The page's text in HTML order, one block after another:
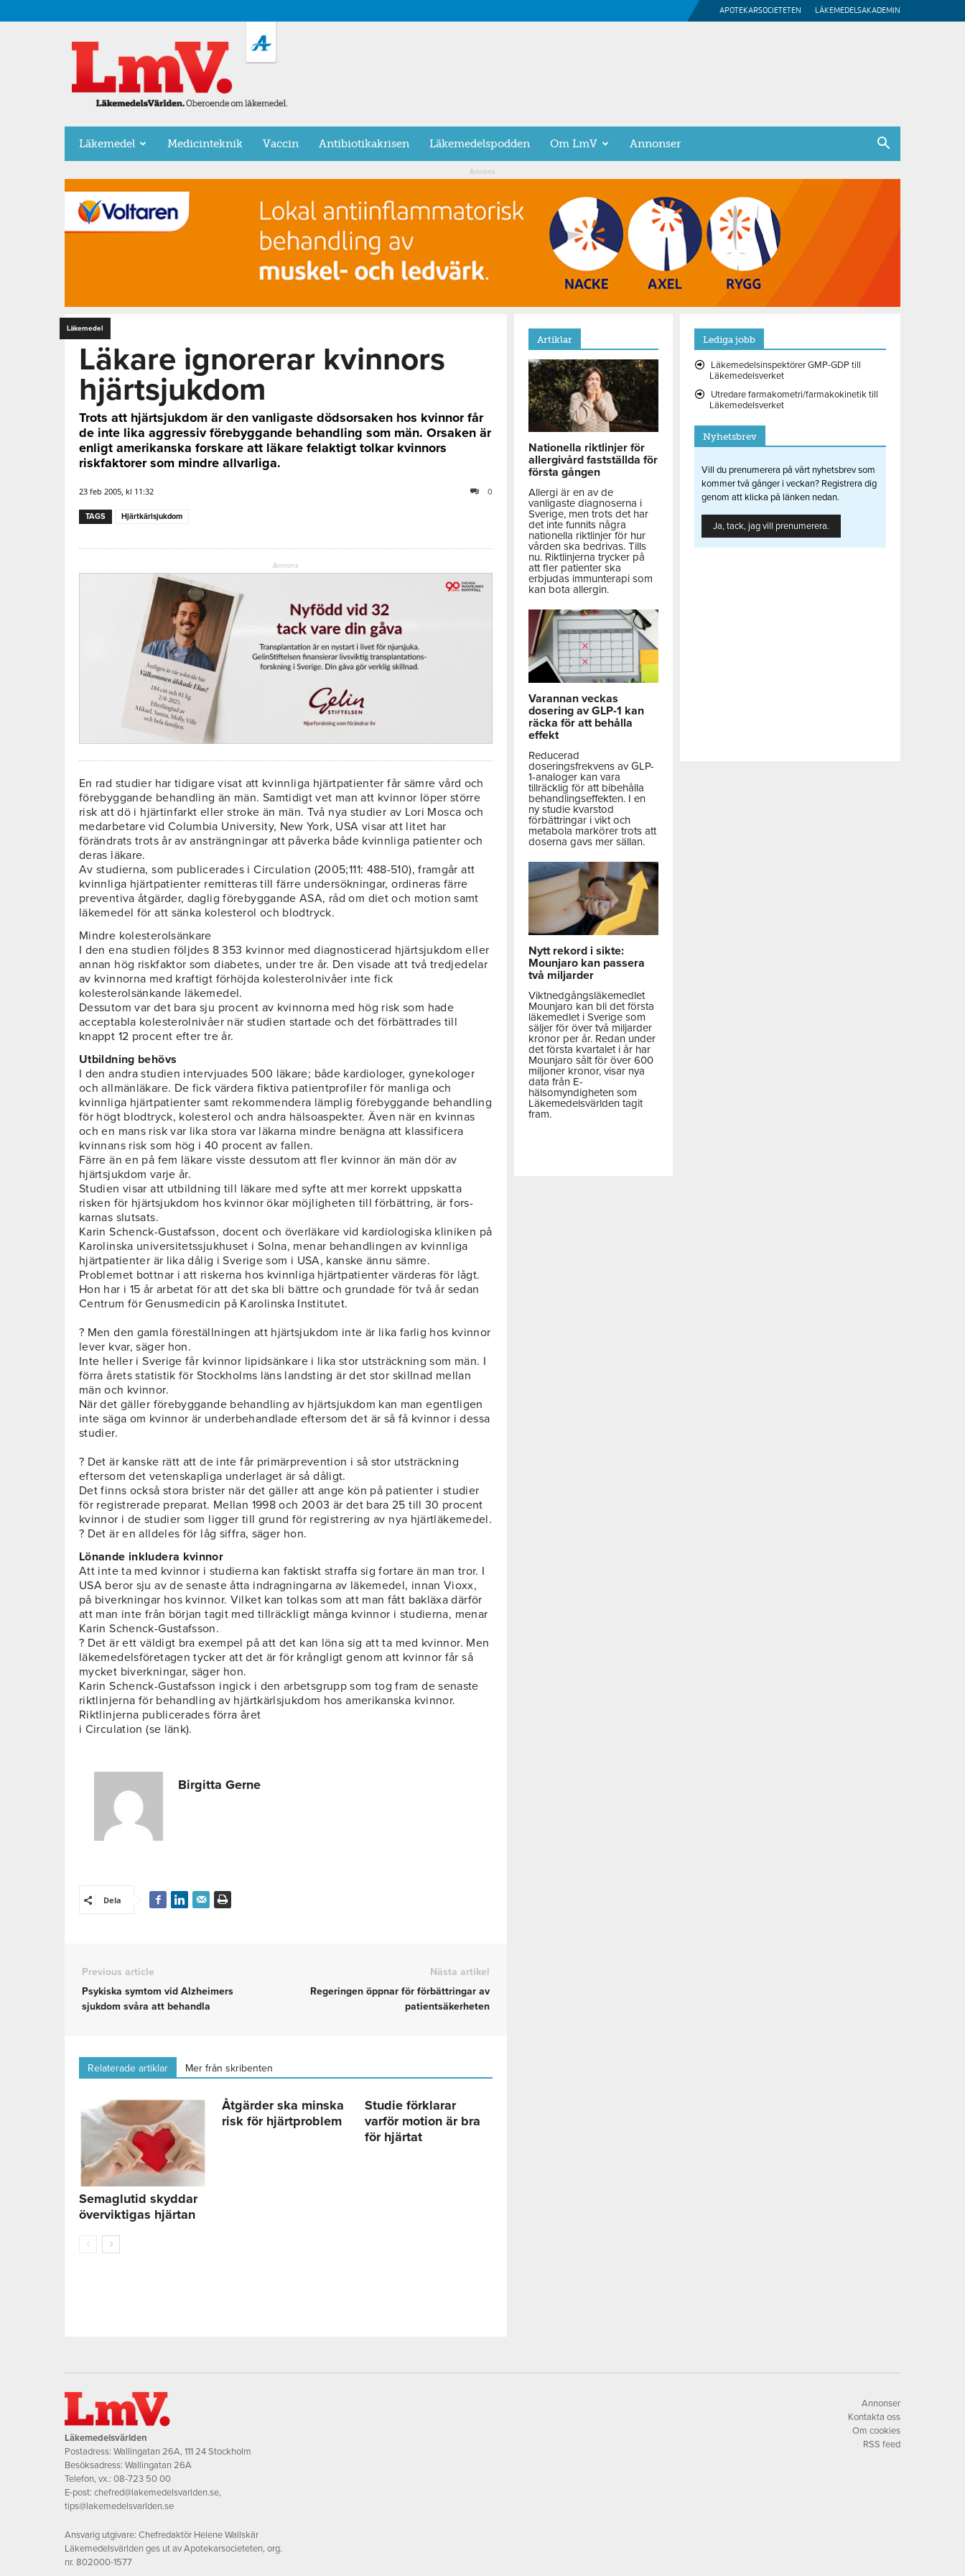
APOTEKARSOCIETETEN LÄKEMEDELSAKADEMIN
LäkemedelsVärlden
Läkemedel Medicinteknik Vaccin Antibiotikakrisen Läkemedelspodden Om LmV Annonser
Annons
Läkemedel
Läkare ignorerar kvinnors
hjärtsjukdom
Trots att hjärtsjukdom är den vanligaste dödsorsaken hos kvinnor får
de inte lika aggressiv förebyggande behandling som män. Orsaken är
enligt amerikanska forskare att läkare felaktigt tolkar kvinnors
riskfaktorer som mindre allvarliga.
23 feb 2005, kl 11:32 0
TAGS Hjärtkärlsjukdom
Annons
En rad studier har tidigare visat att kvinnliga hjärtpatienter får sämre vård och
förebyggande behandling än män. Samtidigt vet man att kvinnor löper större
risk att dö i hjärtinfarkt eller stroke än män. Två nya studier av Lori Mosca och
medarbetare vid Columbia University, New York, USA visar att litet har
förändrats trots år av ansträngningar att påverka både kvinnliga patienter och
deras läkare.
Av studierna, som publicerades i Circulation (2005;111: 488-510), framgår att
kvinnliga hjärtpatienter remitteras till färre undersökningar, ordineras färre
preventiva åtgärder, daglig förebyggande ASA, råd om diet och motion samt
läkemedel för att sänka kolesterol och blodtryck.
Mindre kolesterolsänkare
I den ena studien följdes 8 353 kvinnor med diagnosticerad hjärtsjukdom eller
annan hög riskfaktor som diabetes, under tre år. Den visade att två tredjedelar
av kvinnorna med kraftigt förhöjda kolesterolnivåer inte fick
kolesterolsänkande läkemedel.
Dessutom var det bara sju procent av kvinnorna med hög risk som hade
acceptabla kolesterolnivåer när studien startade och det förbättrades till
knappt 12 procent efter tre år.
Utbildning behövs
I den andra studien intervjuades 500 läkare; både kardiologer, gynekologer
och allmänläkare. De fick värdera fiktiva patientprofiler för manliga och
kvinnliga hjärtpatienter samt rekommendera lämplig förebyggande behandling
för högt blodtryck, kolesterol och andra hälsoaspekter. Även när en kvinnas
och en mans risk var lika stora var läkarna mindre benägna att klassificera
kvinnans risk som hög i 40 procent av fallen.
Färre än en på fem läkare visste dessutom att fler kvinnor än män dör av
hjärtsjukdom varje år.
Studien visar att utbildning till läkare med syfte att mer korrekt uppskatta
risken för hjärtsjukdom hos kvinnor ökar möjligheten till förbättring, är fors-
karnas slutsats.
Karin Schenck-Gustafsson, docent och överläkare vid kardiologiska kliniken på
Karolinska universitetssjukhuset i Solna, menar behandlingen av kvinnliga
hjärtpatienter är lika dålig i Sverige som i USA, kanske ännu sämre.
Problemet bottnar i att riskerna hos kvinnliga hjärtpatienter värderas för lågt.
Hon har i 15 år arbetat för att det ska bli bättre och grundade för två år sedan
Centrum för Genusmedicin på Karolinska Institutet.
? Men den gamla föreställningen att hjärtsjukdom inte är lika farlig hos kvinnor
lever kvar, säger hon.
Inte heller i Sverige får kvinnor lipidsänkare i lika stor utsträckning som män. I
förra årets statistik för Stockholms läns landsting är det stor skillnad mellan
män och kvinnor.
När det gäller förebyggande behandling av hjärtsjukdom kan man egentligen
inte säga om kvinnor är underbehandlade eftersom det är så få kvinnor i dessa
studier.
? Det är kanske rätt att de inte får primärprevention i så stor utsträckning
eftersom det vetenskapliga underlaget är så dåligt.
Det finns också stora brister när det gäller att ange kön på patienter i studier
för registrerade preparat. Mellan 1998 och 2003 är det bara 25 till 30 procent
kvinnor i de studier som ligger till grund för registrering av nya hjärtläkemedel.
? Det är en alldeles för låg siffra, säger hon.
Lönande inkludera kvinnor
Att inte ta med kvinnor i studierna kan faktiskt straffa sig fortare än man tror. I
USA beror sju av de senaste åtta indragningarna av läkemedel, innan Vioxx,
på biverkningar hos kvinnor. Vilket kan tolkas som att man fått bakläxa därför
att man inte från början tagit med tillräckligt många kvinnor i studierna, menar
Karin Schenck-Gustafsson.
? Det är ett väldigt bra exempel på att det kan löna sig att ta med kvinnor. Men
läkemedelsföretagen tycker att det är för krångligt genom att kvinnor får så
mycket biverkningar, säger hon.
Karin Schenck-Gustafsson ingick i den arbetsgrupp som tog fram de senaste
riktlinjerna för behandling av hjärtkärlsjukdom hos amerikanska kvinnor.
Riktlinjerna publicerades förra året
i Circulation (se länk).
Birgitta Gerne
Dela
Previous article
Psykiska symtom vid Alzheimers
sjukdom svåra att behandla
Nästa artikel
Regeringen öppnar för förbättringar av
patientsäkerheten
Relaterade artiklar Mer från skribenten
Semaglutid skyddar
överviktigas hjärtan
Åtgärder ska minska
risk för hjärtproblem
Studie förklarar
varför motion är bra
för hjärtat
Artiklar
Nationella riktlinjer för
allergivård fastställda för
första gången
Allergi är en av de
vanligaste diagnoserna i
Sverige, men trots det har
det inte funnits några
nationella riktlinjer för hur
vården ska bedrivas. Tills
nu. Riktlinjerna trycker på
att fler patienter ska
erbjudas immunterapi som
kan bota allergin.
Varannan veckas
dosering av GLP-1 kan
räcka för att behålla
effekt
Reducerad
doseringsfrekvens av GLP-
1-analoger kan vara
tillräcklig för att bibehålla
behandlingseffekten. I en
ny studie kvarstod
förbättringar i vikt och
metabola markörer trots att
doserna gavs mer sällan.
Nytt rekord i sikte:
Mounjaro kan passera
två miljarder
Viktnedgångsläkemedlet
Mounjaro kan bli det första
läkemedlet i Sverige som
säljer för över två miljarder
kronor per år. Redan under
det första kvartalet i år har
Mounjaro sålt för över 600
miljoner kronor, visar nya
data från E-
hälsomyndigheten som
Läkemedelsvärlden tagit
fram.
Lediga jobb
Läkemedelsinspektörer GMP-GDP till
Läkemedelsverket
Utredare farmakometri/farmakokinetik till
Läkemedelsverket
Nyhetsbrev
Vill du prenumerera på vårt nyhetsbrev som
kommer två gånger i veckan? Registrera dig
genom att klicka på länken nedan.
Ja, tack, jag vill prenumerera.
Läkemedelsvärlden
Postadress: Wallingatan 26A, 111 24 Stockholm
Besöksadress: Wallingatan 26A
Telefon, vx.: 08-723 50 00
E-post: chefred@lakemedelsvarlden.se,
tips@lakemedelsvarlden.se
Ansvarig utgivare: Chefredaktör Helene Wallskär
Läkemedelsvärlden ges ut av Apotekarsocieteten, org.
nr. 802000-1577
Annonser
Kontakta oss
Om cookies
RSS feed